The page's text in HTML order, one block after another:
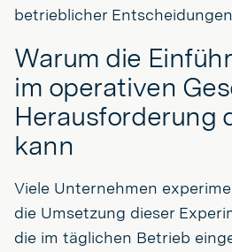
betrieblicher
Warum die
im operativen
Herausforderung
kann
Viele Unternehmen
die Umsetzung dieser
die im täglichen Betrieb